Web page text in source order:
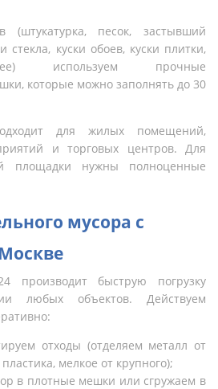
(штукатурка, песок, застывший
стекла, куски обоев, куски плитки,
используем прочные
которые можно заполнять до 30
для жилых помещений,
и торговых центров. Для
площадки нужны полноценные
мусора с
производит быструю погрузку
любых объектов. Действуем
отходы (отделяем металл от
мелкое от крупного);
в плотные мешки или сгружаем в